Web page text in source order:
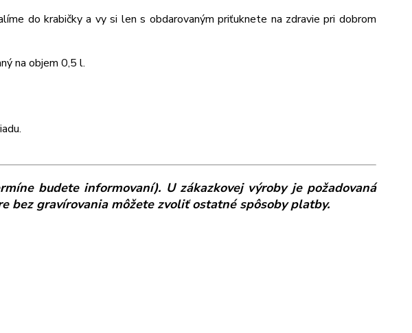
do krabičky a vy si len s obdarovaným priťuknete na zdravie pri dobrom
na objem 0,5 l.
budete informovaní). U zákazkovej výroby je požadovaná
bez gravírovania môžete zvoliť ostatné spôsoby platby.